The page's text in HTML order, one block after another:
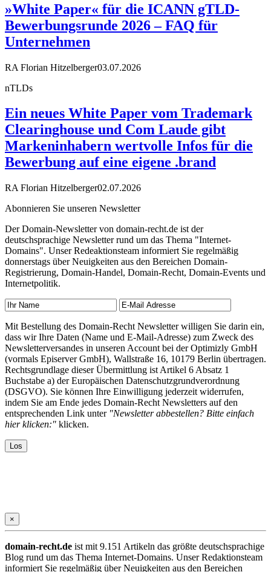
»White Paper« für die ICANN gTLD-
Bewerbungsrunde 2026 – FAQ für
Unternehmen
RA Florian Hitzelberger03.07.2026
nTLDs
Ein neues White Paper vom Trademark
Clearinghouse und Com Laude gibt
Markeninhabern wertvolle Infos für die
Bewerbung auf eine eigene .brand
RA Florian Hitzelberger02.07.2026
Abonnieren Sie unseren Newsletter
Der Domain-Newsletter von domain-recht.de ist der
deutschsprachige Newsletter rund um das Thema "Internet-
Domains". Unser Redeaktionsteam informiert Sie regelmäßig
donnerstags über Neuigkeiten aus den Bereichen Domain-
Registrierung, Domain-Handel, Domain-Recht, Domain-Events und
Internetpolitik.
Mit Bestellung des Domain-Recht Newsletter willigen Sie darin ein,
dass wir Ihre Daten (Name und E-Mail-Adresse) zum Zweck des
Newsletterversandes in unseren Account bei der Optimizly GmbH
(vormals Episerver GmbH), Wallstraße 16, 10179 Berlin übertragen.
Rechtsgrundlage dieser Übermittlung ist Artikel 6 Absatz 1
Buchstabe a) der Europäischen Datenschutzgrundverordnung
(DSGVO). Sie können Ihre Einwilligung jederzeit widerrufen,
indem Sie am Ende jedes Domain-Recht Newsletters auf den
entsprechenden Link unter "Newsletter abbestellen? Bitte einfach
hier klicken:" klicken.
×
domain-recht.de ist mit 9.151 Artikeln das größte deutschsprachige
Blog rund um das Thema Internet-Domains. Unser Redaktionsteam
informiert Sie regelmäßig über Neuigkeiten aus den Bereichen